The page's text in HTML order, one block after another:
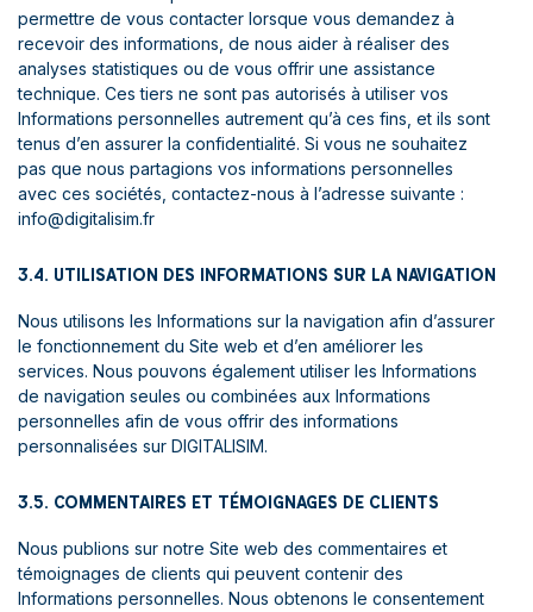
permettre de vous contacter lorsque vous demandez à
recevoir des informations, de nous aider à réaliser des
analyses statistiques ou de vous offrir une assistance
technique. Ces tiers ne sont pas autorisés à utiliser vos
Informations personnelles autrement qu’à ces fins, et ils sont
tenus d’en assurer la confidentialité. Si vous ne souhaitez
pas que nous partagions vos informations personnelles
avec ces sociétés, contactez-nous à l’adresse suivante :
info@digitalisim.fr
3.4. UTILISATION DES INFORMATIONS SUR LA NAVIGATION
Nous utilisons les Informations sur la navigation afin d’assurer
le fonctionnement du Site web et d’en améliorer les
services. Nous pouvons également utiliser les Informations
de navigation seules ou combinées aux Informations
personnelles afin de vous offrir des informations
personnalisées sur DIGITALISIM.
3.5. COMMENTAIRES ET TÉMOIGNAGES DE CLIENTS
Nous publions sur notre Site web des commentaires et
témoignages de clients qui peuvent contenir des
Informations personnelles. Nous obtenons le consentement